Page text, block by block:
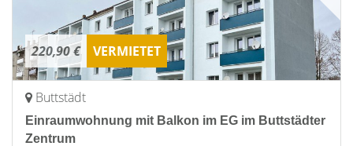
220,90 € VERMIETET
Buttstädt
Einraumwohnung mit Balkon im EG im Buttstädter
Zentrum